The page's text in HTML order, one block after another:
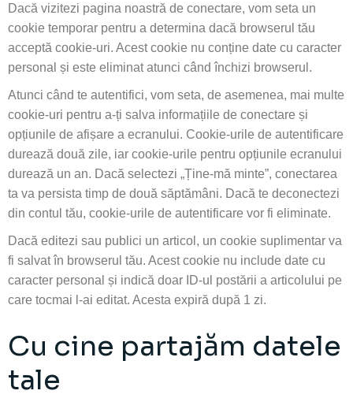
Dacă vizitezi pagina noastră de conectare, vom seta un
cookie temporar pentru a determina dacă browserul tău
acceptă cookie-uri. Acest cookie nu conține date cu caracter
personal și este eliminat atunci când închizi browserul.
Atunci când te autentifici, vom seta, de asemenea, mai multe
cookie-uri pentru a-ți salva informațiile de conectare și
opțiunile de afișare a ecranului. Cookie-urile de autentificare
durează două zile, iar cookie-urile pentru opțiunile ecranului
durează un an. Dacă selectezi „Ține-mă minte”, conectarea
ta va persista timp de două săptămâni. Dacă te deconectezi
din contul tău, cookie-urile de autentificare vor fi eliminate.
Dacă editezi sau publici un articol, un cookie suplimentar va
fi salvat în browserul tău. Acest cookie nu include date cu
caracter personal și indică doar ID-ul postării a articolului pe
care tocmai l-ai editat. Acesta expiră după 1 zi.
Cu cine partajăm datele
tale